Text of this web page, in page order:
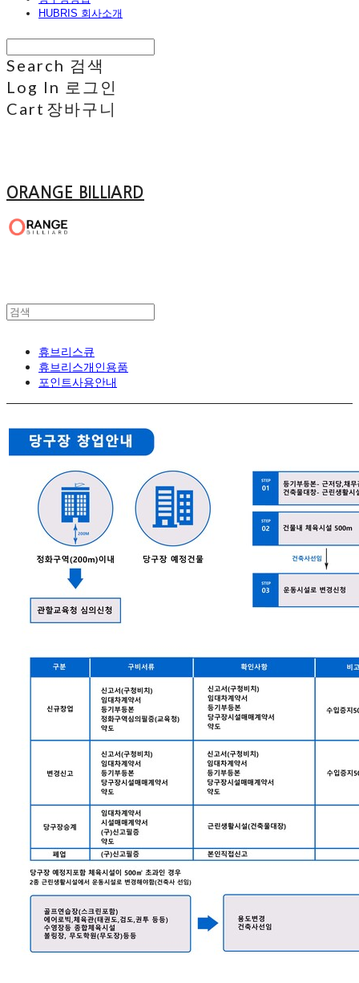
HUBRIS 회사소개
Search 검색
Log In 로그인
Cart 장바구니
ORANGE BILLIARD
휴브리스큐
휴브리스개인용품
포인트사용안내